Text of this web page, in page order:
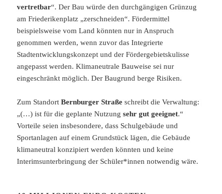
vertretbar“. Der Bau würde den durchgängigen Grünzug
am Friederikenplatz „zerschneiden“. Fördermittel
beispielsweise vom Land könnten nur in Anspruch
genommen werden, wenn zuvor das Integrierte
Stadtentwicklungskonzept und der Fördergebietskulisse
angepasst werden. Klimaneutrale Bauweise sei nur
eingeschränkt möglich. Der Baugrund berge Risiken.
Zum StandortBernburger Straße schreibt die Verwaltung:
„(…) ist für die geplante Nutzungsehr gut geeignet.“
Vorteile seien insbesondere, dass Schulgebäude und
Sportanlagen auf einem Grundstück lägen, die Gebäude
klimaneutral konzipiert werden könnten und keine
Interimsunterbringung der Schüler*innen notwendig wäre.